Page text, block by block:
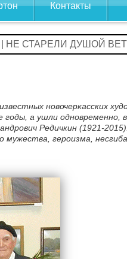
Контакты
НЕ СТАРЕЛИ ДУШОЙ
новочеркасских
а ушли одновременно,
Редичкин (1921-
героизма,